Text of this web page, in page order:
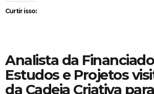
Curtir isso:
Analista da
Estudos e Projetos
da Cadeia Criativa para